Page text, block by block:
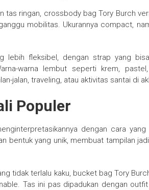
tas ringan, crossbody bag Tory Burch
mobilitas. Ukurannya compact,
lebih fleksibel, dengan strap yang
warna lembut seperti krem,
jalan, traveling, atau aktivitas santai di
Populer
dengan cara
bentuk yang unik, membuat tampilan
tidak terlalu kaku, bucket bag Tory
Tas ini pas dipadukan dengan